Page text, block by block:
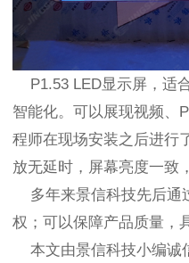
P1.53 LED显示屏，适
智能化。可以展现视频、
程师在现场安装之后进行
放无延时，屏幕亮度一致
多年来景信科技先后通
权；可以保障产品质量，
本文由景信科技小编诚